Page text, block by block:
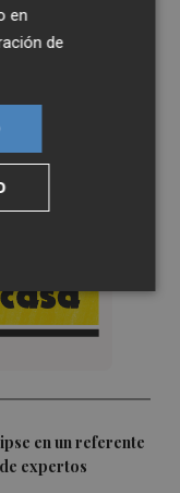
en un referente
expertos
en
de